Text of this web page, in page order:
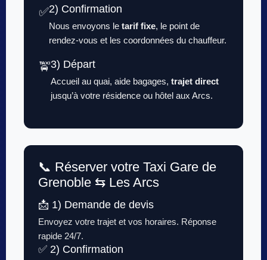
✅2) Confirmation
Nous envoyons le tarif fixe, le point de
rendez-vous et les coordonnées du chauffeur.
🚖3) Départ
Accueil au quai, aide bagages, trajet direct
jusqu’à votre résidence ou hôtel aux Arcs.
📞 Réserver votre Taxi Gare de
Grenoble ⇆ Les Arcs
📩 1) Demande de devis
Envoyez votre trajet et vos horaires. Réponse
rapide 24/7.
✅ 2) Confirmation